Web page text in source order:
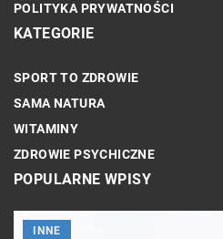
POLITYKA PRYWATNOŚCI
KATEGORIE
SPORT TO ZDROWIE
SAMA NATURA
WITAMINY
ZDROWIE PSYCHICZNE
POPULARNE WPISY
INNE